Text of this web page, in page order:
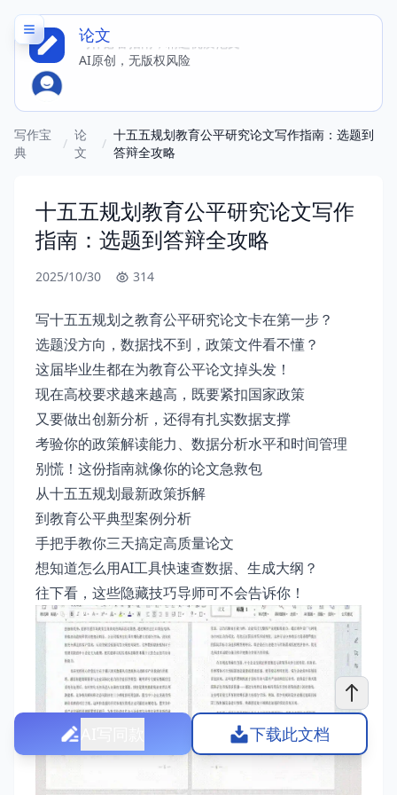
论文
写作必备指南，精选优质范文
AI原创，无版权风险
写作宝
典
/
论
文
/
十五五规划教育公平研究论文写作指南：选题到
答辩全攻略
十五五规划教育公平研究论文写作
指南：选题到答辩全攻略
2025/10/30 314
写十五五规划之教育公平研究论文卡在第一步？
选题没方向，数据找不到，政策文件看不懂？
这届毕业生都在为教育公平论文掉头发！
现在高校要求越来越高，既要紧扣国家政策
又要做出创新分析，还得有扎实数据支撑
考验你的政策解读能力、数据分析水平和时间管理
别慌！这份指南就像你的论文急救包
从十五五规划最新政策拆解
到教育公平典型案例分析
手把手教你三天搞定高质量论文
想知道怎么用AI工具快速查数据、生成大纲？
往下看，这些隐藏技巧导师可不会告诉你！
下载此文档